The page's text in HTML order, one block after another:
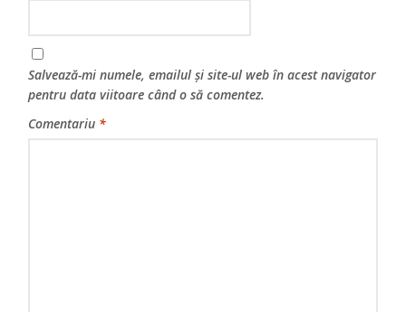
Salvează-mi numele, emailul și site-ul web în acest navigator
pentru data viitoare când o să comentez.
Comentariu *